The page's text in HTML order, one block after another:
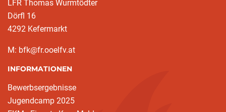
LFR Thomas Wurmtödter
Dörfl 16
4292 Kefermarkt
M: bfk@fr.ooelfv.at
INFORMATIONEN
Bewerbsergebnisse
Jugendcamp 2025